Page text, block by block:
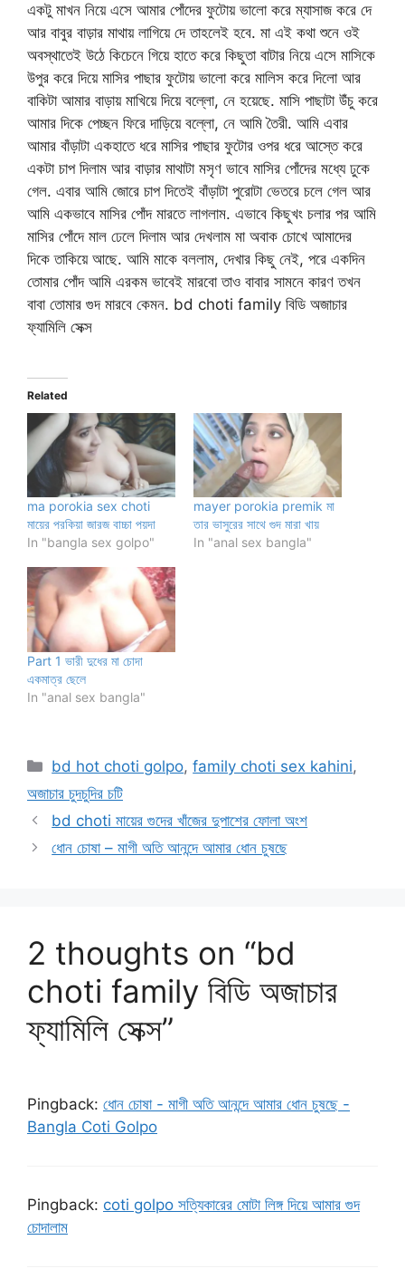
একটু মাখন নিয়ে এসে আমার পোঁদের ফুটোয় ভালো করে ম্যাসাজ করে দে
আর বাবুর বাড়ার মাথায় লাগিয়ে দে তাহলেই হবে. মা এই কথা শুনে ওই
অবস্থাতেই উঠে কিচেনে গিয়ে হাতে করে কিছুতা বাটার নিয়ে এসে মাসিকে
উপুর করে দিয়ে মাসির পাছার ফুটোয় ভালো করে মালিস করে দিলো আর
বাকিটা আমার বাড়ায় মাখিয়ে দিয়ে বল্লো, নে হয়েছে. মাসি পাছাটা উঁচু করে
আমার দিকে পেচ্ছন ফিরে দাড়িয়ে বল্লো, নে আমি তৈরী. আমি এবার
আমার বাঁড়াটা একহাতে ধরে মাসির পাছার ফুটোর ওপর ধরে আস্তে করে
একটা চাপ দিলাম আর বাড়ার মাথাটা মসৃণ ভাবে মাসির পোঁদের মধ্যে ঢুকে
গেল. এবার আমি জোরে চাপ দিতেই বাঁড়াটা পুরোটা ভেতরে চলে গেল আর
আমি একভাবে মাসির পোঁদ মারতে লাগলাম. এভাবে কিছুখং চলার পর আমি
মাসির পোঁদে মাল ঢেলে দিলাম আর দেখলাম মা অবাক চোখে আমাদের
দিকে তাকিয়ে আছে. আমি মাকে বললাম, দেখার কিছু নেই, পরে একদিন
তোমার পোঁদ আমি এরকম ভাবেই মারবো তাও বাবার সামনে কারণ তখন
বাবা তোমার গুদ মারবে কেমন. bd choti family বিডি অজাচার
ফ্যামিলি সেক্স
Related
ma porokia sex choti
মায়ের পরকিয়া জারজ বাচ্চা পয়দা
In "bangla sex golpo"
mayer porokia premik মা
তার ভাসুরের সাথে গুদ মারা খায়
In "anal sex bangla"
Part 1 ভারী দুধের মা চোদা
একমাত্র ছেলে
In "anal sex bangla"
Categories
bd hot choti golpo,family choti sex kahini,
অজাচার চুদচুদির চটি
bd choti মায়ের গুদের খাঁজের দুপাশের ফোলা অংশ
ধোন চোষা – মাগী অতি আনন্দে আমার ধোন চুষছে
2 thoughts on “bd
choti family বিডি অজাচার
ফ্যামিলি সেক্স”
Pingback: ধোন চোষা - মাগী অতি আনন্দে আমার ধোন চুষছে -
Bangla Coti Golpo
Pingback: coti golpo সত্যিকারের মোটা লিঙ্গ দিয়ে আমার গুদ
চোদালাম